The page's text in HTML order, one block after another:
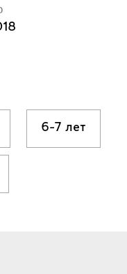
6-7 лет